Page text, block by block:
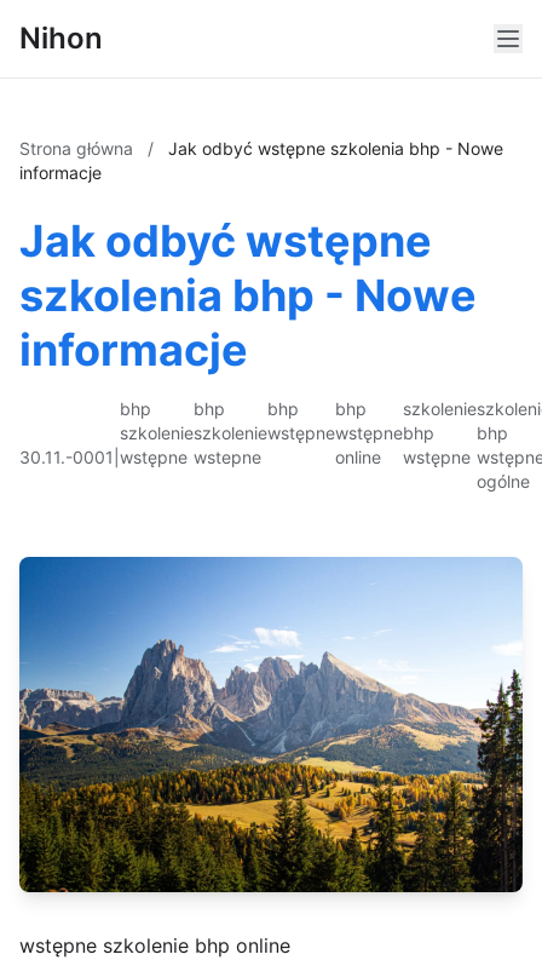
Nihon
Strona główna /
Jak odbyć wstępne szkolenia bhp - Nowe
informacje
Jak odbyć wstępne
szkolenia bhp - Nowe
informacje
30.11.-0001
bhp
szkolenie
wstępne
bhp
szkolenie
wstepne
bhp
wstępne
bhp
wstępne
online
szkolenie
bhp
wstępne
bhp
ogólne
wstępne szkolenie bhp online